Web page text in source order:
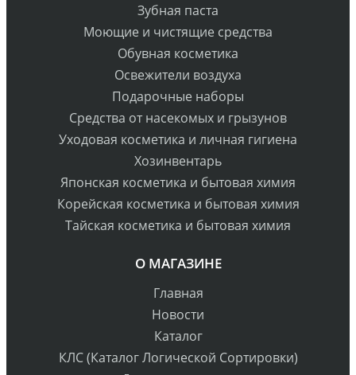
Зубная паста
Моющие и чистящие средства
Обувная косметика
Освежители воздуха
Подарочные наборы
Средства от насекомых и грызунов
Уходовая косметика и личная гигиена
Хозинвентарь
Японская косметика и бытовая химия
Корейская косметика и бытовая химия
Тайская косметика и бытовая химия
О МАГАЗИНЕ
Главная
Новости
Каталог
КЛС (Каталог Логической Сортировки)